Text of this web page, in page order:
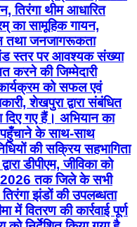
तिरंगा थीम आधारित
का सामूहिक गायन,
तथा जनजागरूकता
स्तर पर आवश्यक संख्या
करने की जिम्मेदारी
को सफल एवं
शेखपुरा द्वारा संबंधित
दिए गए हैं। अभियान का
के साथ-साथ
की सक्रिय सहभागिता
डीपीएम, जीविका को
तक जिले के सभी
झंडों की उपलब्धता
में वितरण की कार्रवाई पूर्ण